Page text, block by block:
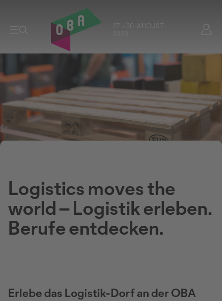
27. - 30. AUGUST
Logistics moves the
world – Logistik erleben.
Berufe entdecken.
Erlebe das Logistik-Dorf an der OBA